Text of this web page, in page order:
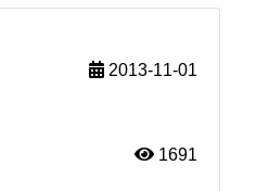
2013-11-01
1691